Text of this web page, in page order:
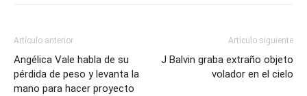
Artículo anterior
Angélica Vale habla de su
pérdida de peso y levanta la
mano para hacer proyecto
Artículo siguiente
J Balvin graba extraño objeto
volador en el cielo